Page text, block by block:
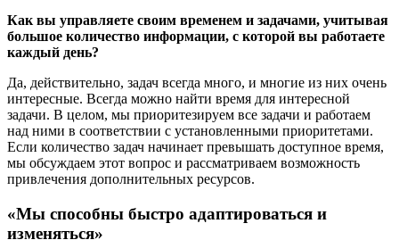
Как вы управляете своим временем и задачами, учитывая
большое количество информации, с которой вы работаете
каждый день?
Да, действительно, задач всегда много, и многие из них очень
интересные. Всегда можно найти время для интересной
задачи. В целом, мы приоритезируем все задачи и работаем
над ними в соответствии с установленными приоритетами.
Если количество задач начинает превышать доступное время,
мы обсуждаем этот вопрос и рассматриваем возможность
привлечения дополнительных ресурсов.
«Мы способны быстро адаптироваться и
изменяться»